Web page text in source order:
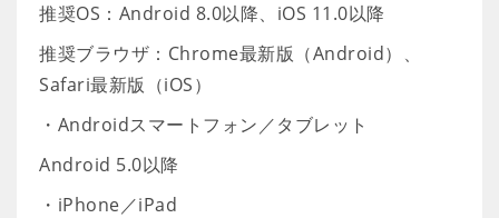
推奨OS：Android 8.0以降、iOS 11.0以降
推奨ブラウザ：Chrome最新版（Android）、
Safari最新版（iOS）
・Androidスマートフォン／タブレット
Android 5.0以降
・iPhone／iPad